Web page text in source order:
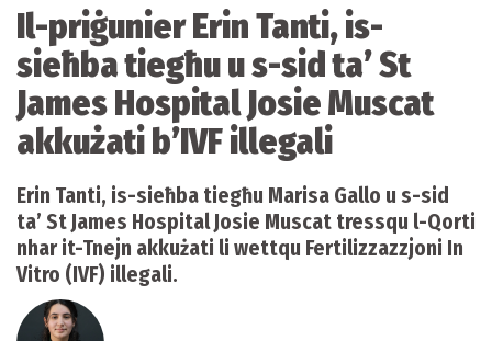
Il-priġunier Erin Tanti, is-
sieħba tiegħu u s-sid ta’ St
James Hospital Josie Muscat
akkużati b’IVF illegali
Erin Tanti, is-sieħba tiegħu Marisa Gallo u s-sid
ta’ St James Hospital Josie Muscat tressqu l-Qorti
nhar it-Tnejn akkużati li wettqu Fertilizzazzjoni In
Vitro (IVF) illegali.